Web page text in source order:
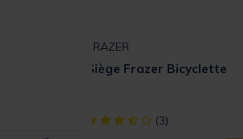
FRAZER
Siège Frazer Bicyclette
[object Object] out of 5
(3)